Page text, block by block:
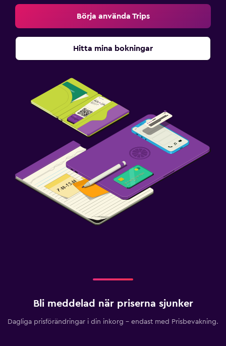
Börja använda Trips
Hitta mina bokningar
Bli meddelad när priserna sjunker
Dagliga prisförändringar i din inkorg – endast med Prisbevakning.